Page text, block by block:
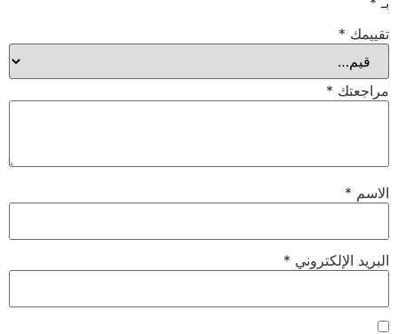
تقييمك *
مراجعتك *
الاسم *
البريد الإلكتروني *